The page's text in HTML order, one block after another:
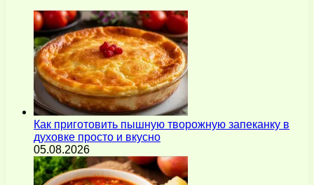
Как приготовить пышную творожную запеканку в
духовке просто и вкусно
05.08.2026